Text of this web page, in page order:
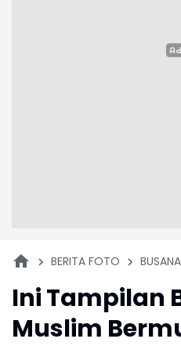
BERITA FOTO
Ini Tampilan
Muslim